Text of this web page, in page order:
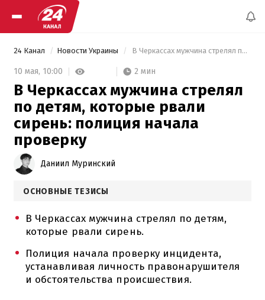
24 Канал Новости Украины В Черкассах мужчина стрелял по детям, которые рвали сирень: полиция начала проверку
10 мая, 10:00 2 мин
В Черкассах мужчина стрелял
по детям, которые рвали
сирень: полиция начала
проверку
Даниил Муринский
ОСНОВНЫЕ ТЕЗИСЫ
В Черкассах мужчина стрелял по детям,
которые рвали сирень.
Полиция начала проверку инцидента,
устанавливая личность правонарушителя
и обстоятельства происшествия.